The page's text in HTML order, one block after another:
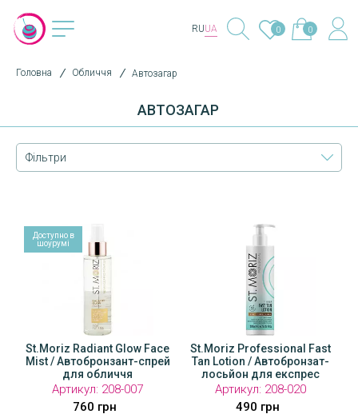
RUUA 0 0
Головна Обличчя Автозагар
АВТОЗАГАР
Фільтри
St.Moriz Radiant Glow Face
Mist / Автобронзант-спрей
для обличчя
Артикул: 208-007
760 грн
Доступно в
шоурумі
St.Moriz Professional Fast
Tan Lotion / Автобронзат-
лосьйон для експрес
засмаги
Артикул: 208-020
490 грн